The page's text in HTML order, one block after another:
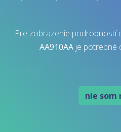
Pre zobrazenie podrobností
AA910AA je potrebné
nie som